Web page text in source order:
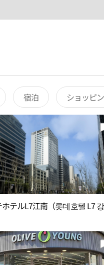
宿泊 ショッピ
ホテルL7江南（롯데호텔 L7 강